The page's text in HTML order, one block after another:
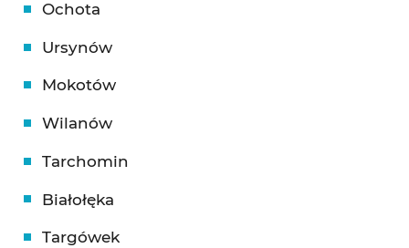
Ochota
Ursynów
Mokotów
Wilanów
Tarchomin
Białołęka
Targówek